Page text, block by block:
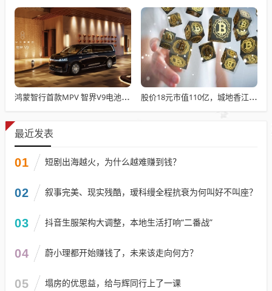
鸿蒙智行首款MPV 智界V9电池信息曝光：WLTC最远续航223km 股价18元市值110亿，城地香江却被查出连续7季财报失真
最近发表
01 短剧出海越火，为什么越难赚到钱？
02 叙事完美、现实残酷，瑷科缦全程抗衰为何叫好不叫座？
03 抖音生服架构大调整，本地生活打响“二番战”
04 蔚小理都开始赚钱了，未来该走向何方？
05 塌房的优思益，给与辉同行上了一课